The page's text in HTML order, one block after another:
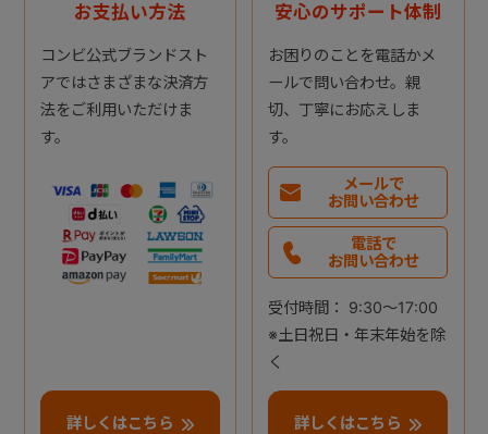
お支払い方法
コンビ公式ブランドスト
アではさまざまな決済方
法をご利用いただけま
す。
詳しくはこちら
安心のサポート体制
お困りのことを電話かメ
ールで問い合わせ。親
切、丁寧にお応えしま
す。
メールで
お問い合わせ
電話で
お問い合わせ
受付時間： 9:30～17:00
※土日祝日・年末年始を除
く
詳しくはこちら